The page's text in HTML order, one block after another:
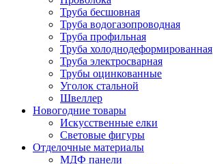
Труба бесшовная
Труба водогазопроводная
Труба профильная
Труба холоднодеформированная
Труба электросварная
Трубы оцинкованные
Уголок стальной
Швеллер
Новогодние товары
Искусственные елки
Световые фигуры
Отделочные материалы
МДФ панели